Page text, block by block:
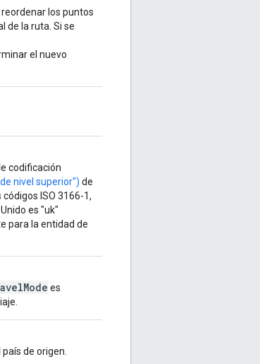
los puntos
de la ruta. Si se
el nuevo
codificación
nivel superior") de
ISO 3166-1,
es "uk"
para la entidad de
es
de origen.